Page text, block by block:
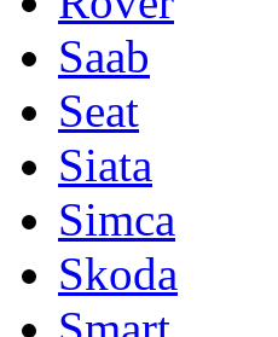
Saab
Seat
Siata
Simca
Skoda